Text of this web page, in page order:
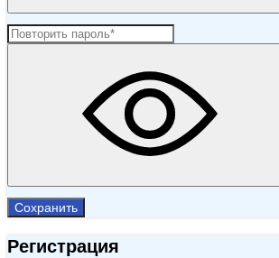
Сохранить
Регистрация